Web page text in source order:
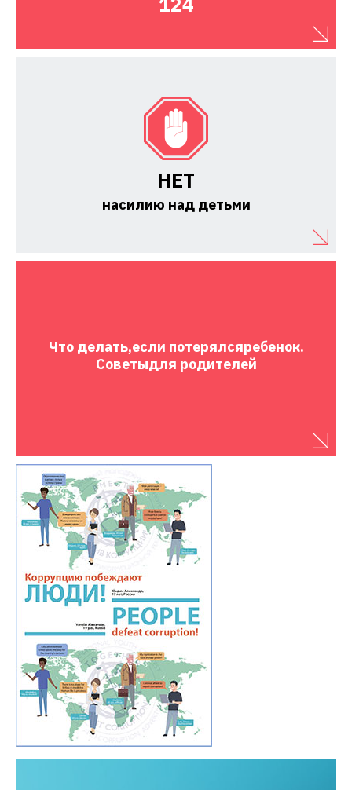
НЕТ
насилию над детьми
Что делать,если потерялсяребенок.
Советыдля родителей